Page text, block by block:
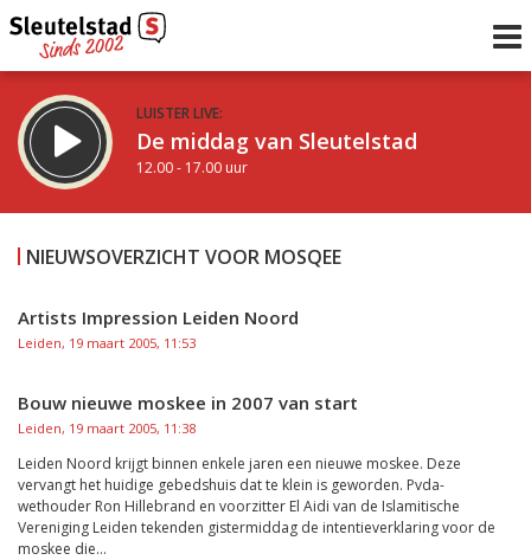
LUISTER LIVE:
De middag van Sleutelstad
12.00 - 17.00 uur
Sleutelstad 30
Inklappen
NIEUWSOVERZICHT VOOR MOSQEE
Artists Impression Leiden Noord
Leiden, 19 maart 2005, 11:53
Bouw nieuwe moskee in 2007 van start
Leiden, 19 maart 2005, 11:38
Leiden Noord krijgt binnen enkele jaren een nieuwe moskee. Deze
vervangt het huidige gebedshuis dat te klein is geworden. Pvda-
wethouder Ron Hillebrand en voorzitter El Aidi van de Islamitische
Vereniging Leiden tekenden gistermiddag de intentieverklaring voor de
moskee die...